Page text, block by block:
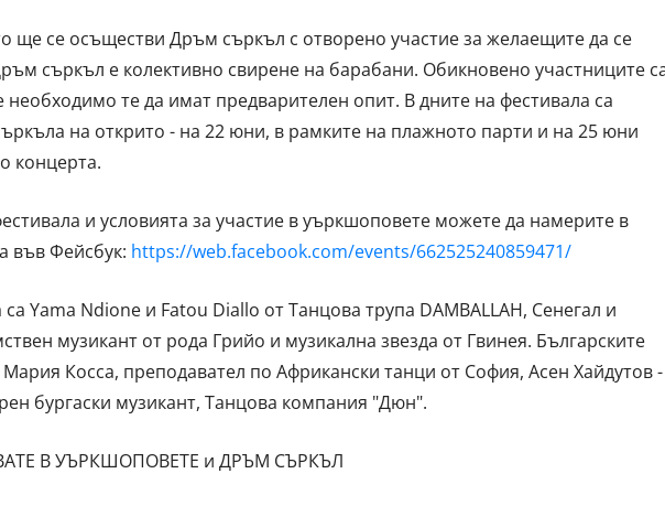
ще се осъществи Дръм съркъл с отворено участие за желаещите да се
съркъл е колективно свирене на барабани. Обикновено участниците
необходимо те да имат предварителен опит. В дните на фестивала са
на открито - на 22 юни, в рамките на плажното парти и на 25 юни
концерта.
и условията за участие в уъркшоповете можете да намерите в
във Фейсбук: https://web.facebook.com/events/662525240859471/
Yama Ndione и Fatou Diallo от Танцова трупа DAMBALLAH, Сенегал и
музикант от рода Грийо и музикална звезда от Гвинея. Българските
Косса, преподавател по Африкански танци от София, Асен Хайдутов -
бургаски музикант, Танцова компания "Дюн".
В УЪРКШОПОВЕТЕ и ДРЪМ СЪРКЪЛ